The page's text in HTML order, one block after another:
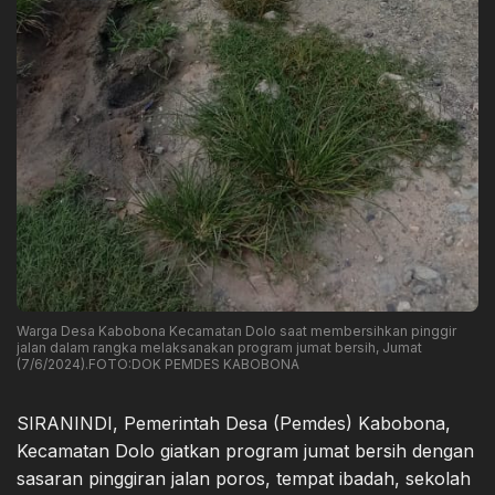
Warga Desa Kabobona Kecamatan Dolo saat membersihkan pinggir
jalan dalam rangka melaksanakan program jumat bersih, Jumat
(7/6/2024).FOTO:DOK PEMDES KABOBONA
SIRANINDI, Pemerintah Desa (Pemdes) Kabobona,
Kecamatan Dolo giatkan program jumat bersih dengan
sasaran pinggiran jalan poros, tempat ibadah, sekolah